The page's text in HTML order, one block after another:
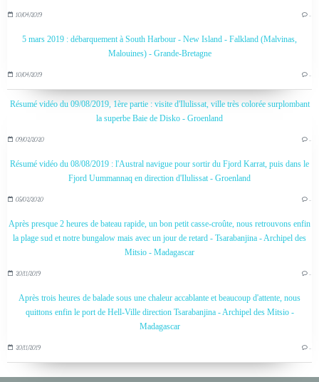
10/04/2019 …
5 mars 2019 : débarquement à South Harbour - New Island - Falkland (Malvinas,
Malouines) - Grande-Bretagne
10/04/2019 …
Résumé vidéo du 09/08/2019, 1ère partie : visite d'Ilulissat, ville très colorée surplombant
la superbe Baie de Disko - Groenland
09/02/2020 …
Résumé vidéo du 08/08/2019 : l'Austral navigue pour sortir du Fjord Karrat, puis dans le
Fjord Uummannaq en direction d'Ilulissat - Groenland
05/02/2020 …
Après presque 2 heures de bateau rapide, un bon petit casse-croûte, nous retrouvons enfin
la plage sud et notre bungalow mais avec un jour de retard - Tsarabanjina - Archipel des
Mitsio - Madagascar
20/11/2019 …
Après trois heures de balade sous une chaleur accablante et beaucoup d'attente, nous
quittons enfin le port de Hell-Ville direction Tsarabanjina - Archipel des Mitsio -
Madagascar
20/11/2019 …